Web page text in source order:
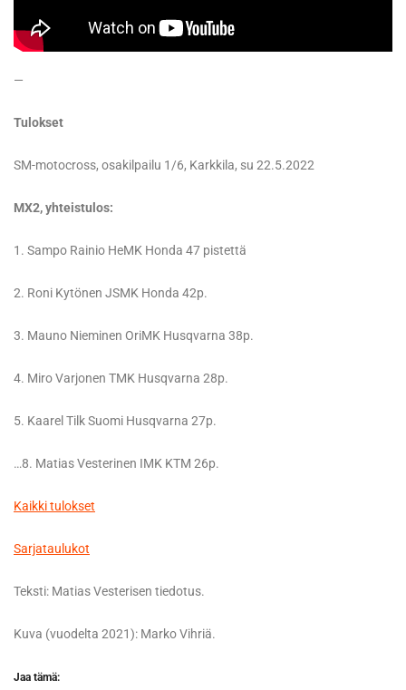
—
Tulokset
SM-motocross, osakilpailu 1/6, Karkkila, su 22.5.2022
MX2, yhteistulos:
1. Sampo Rainio HeMK Honda 47 pistettä
2. Roni Kytönen JSMK Honda 42p.
3. Mauno Nieminen OriMK Husqvarna 38p.
4. Miro Varjonen TMK Husqvarna 28p.
5. Kaarel Tilk Suomi Husqvarna 27p.
…8. Matias Vesterinen IMK KTM 26p.
Kaikki tulokset
Sarjataulukot
Teksti: Matias Vesterisen tiedotus.
Kuva (vuodelta 2021): Marko Vihriä.
Jaa tämä: